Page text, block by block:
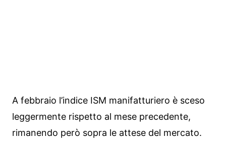
A febbraio l’indice ISM manifatturiero è sceso
leggermente rispetto al mese precedente,
rimanendo però sopra le attese del mercato.